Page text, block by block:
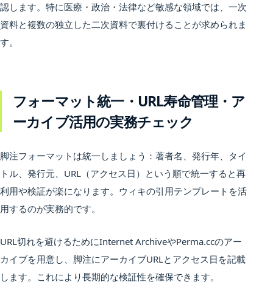
認します。特に医療・政治・法律など敏感な領域では、一次
資料と複数の独立した二次資料で裏付けることが求められま
す。
フォーマット統一・URL寿命管理・ア
ーカイブ活用の実務チェック
脚注フォーマットは統一しましょう：著者名、発行年、タイ
トル、発行元、URL（アクセス日）という順で統一すると再
利用や検証が楽になります。ウィキの引用テンプレートを活
用するのが実務的です。
URL切れを避けるためにInternet ArchiveやPerma.ccのアー
カイブを用意し、脚注にアーカイブURLとアクセス日を記載
します。これにより長期的な検証性を確保できます。